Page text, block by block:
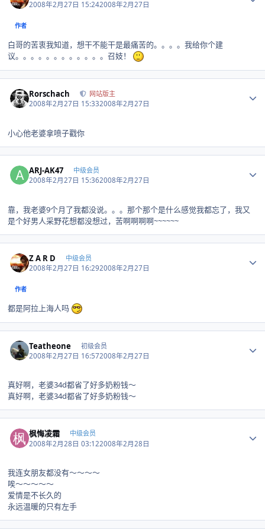
2008年2月27日 15:242008年2月27日
作者
白哥的苦衷我知道，想干不能干是最痛苦的。。。。我给你个建
议。。。。。。。。。。。。召妓！
Rorschach 网站版主
2008年2月27日 15:332008年2月27日
小心他老婆拿喷子戳你
ARJ-AK47 中级会员
2008年2月27日 15:362008年2月27日
靠，我老婆9个月了我都没说。。。那个那个是什么感觉我都忘了，我又
是个好男人采野花想都没想过，苦啊啊啊啊~~~~~~
Z A R D 中级会员
2008年2月27日 16:292008年2月27日
作者
都是阿拉上海人吗
Teatheone 初级会员
2008年2月27日 16:572008年2月27日
真好啊，老婆34d都省了好多奶粉钱～
真好啊，老婆34d都省了好多奶粉钱～
枫悔凌霜 中级会员
2008年2月28日 03:122008年2月28日
我连女朋友都没有～～～～
唉～～～～～
爱情是不长久的
永远温暖的只有左手